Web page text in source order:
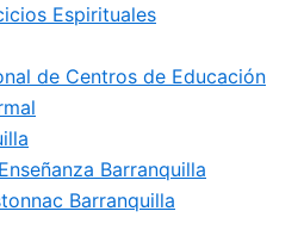
Espirituales
de Centros de Educación
Barranquilla
Barranquilla